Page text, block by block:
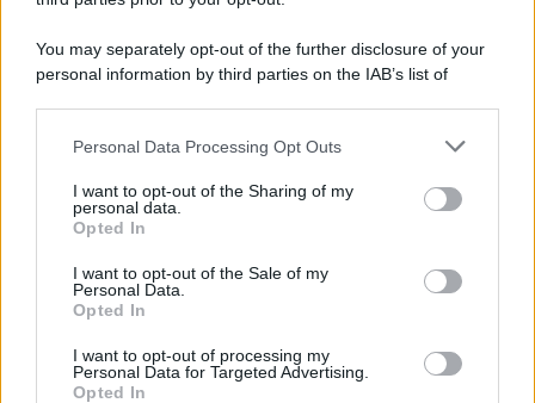
You may separately opt-out of the further disclosure of your
personal information by third parties on the IAB’s list of
This information may also be disclosed by us to third parties
disclose it to other third parties.
Please note that this website/app uses one or more Google
services and may gather and store information including but
not limited to your visit or usage behaviour. You may click to
grant or deny consent to Google and its third-party tags to
consent section.
Personal Data Processing Opt Outs
I want to opt-out of the Sharing of my
personal data.
Opted In
I want to opt-out of the Sale of my
Personal Data.
Opted In
I want to opt-out of processing my
Personal Data for Targeted Advertising.
Opted In
FRASI